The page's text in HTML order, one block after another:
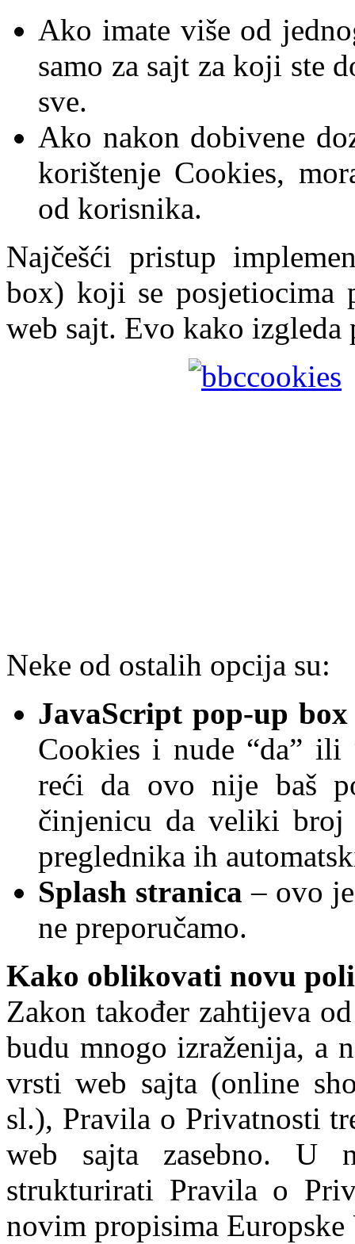
Ako imate više od
samo za sajt za koji ste
sve.
Ako nakon dobivene
korištenje Cookies,
od korisnika.
Najčešći pristup
box) koji se posjetiocima
web sajt. Evo kako izgleda
Neke od ostalih opcija su:
JavaScript pop-up box
Cookies i nude “da” ili
reći da ovo nije baš
činjenicu da veliki
preglednika ih
Splash stranica – ovo
ne preporučamo.
Kako oblikovati novu
Zakon također zahtijeva
budu mnogo izraženija, a
vrsti web sajta (online
sl.), Pravila o Privatnosti
web sajta zasebno. U
strukturirati Pravila o
novim propisima